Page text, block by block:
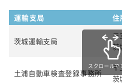
運輸支局 住
茨城運輸支局
〒
茨
土浦自動車検査登録事務所
〒
茨
スクロールで